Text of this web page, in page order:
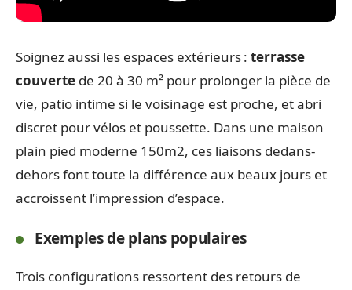
Soignez aussi les espaces extérieurs : terrasse
couverte de 20 à 30 m² pour prolonger la pièce de
vie, patio intime si le voisinage est proche, et abri
discret pour vélos et poussette. Dans une maison
plain pied moderne 150m2, ces liaisons dedans-
dehors font toute la différence aux beaux jours et
accroissent l’impression d’espace.
Exemples de plans populaires
Trois configurations ressortent des retours de